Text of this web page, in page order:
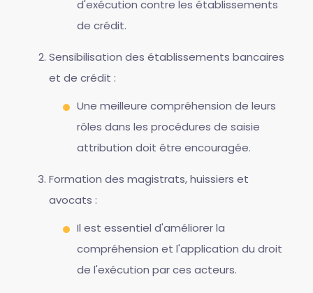
d'exécution contre les établissements
de crédit.
Sensibilisation des établissements bancaires
et de crédit :
Une meilleure compréhension de leurs
rôles dans les procédures de saisie
attribution doit être encouragée.
Formation des magistrats, huissiers et
avocats :
Il est essentiel d'améliorer la
compréhension et l'application du droit
de l'exécution par ces acteurs.